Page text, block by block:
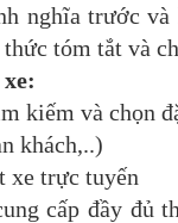
nghĩa trước và
tóm tắt và
kiếm và chọn
khách,..)
xe trực tuyến
cấp đầy đủ